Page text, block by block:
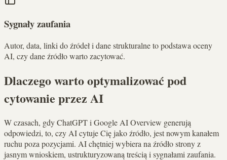
Sygnały zaufania
Autor, data, linki do źródeł i dane strukturalne to podstawa oceny
AI, czy dane źródło warto zacytować.
Dlaczego warto optymalizować pod
cytowanie przez AI
W czasach, gdy ChatGPT i Google AI Overview generują
odpowiedzi, to, czy AI cytuje Cię jako źródło, jest nowym kanałem
ruchu poza pozycjami. AI chętniej wybiera na źródło strony z
jasnym wnioskiem, ustrukturyzowaną treścią i sygnałami zaufania.